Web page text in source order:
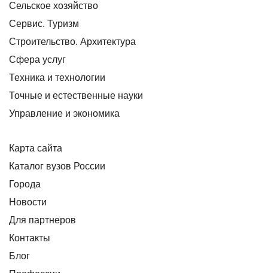
Сельское хозяйство
Сервис. Туризм
Строительство. Архитектура
Сфера услуг
Техника и технологии
Точные и естественные науки
Управление и экономика
Карта сайта
Каталог вузов России
Города
Новости
Для партнеров
Контакты
Блог